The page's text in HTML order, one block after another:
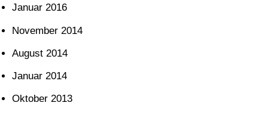
Januar 2016
November 2014
August 2014
Januar 2014
Oktober 2013